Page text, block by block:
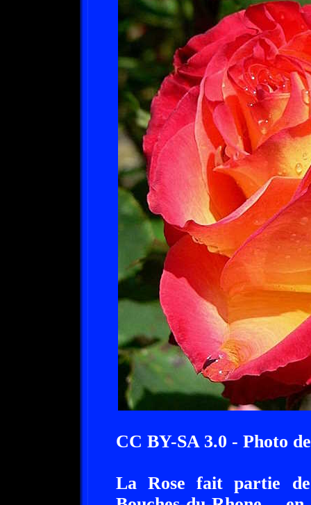
CC BY-SA 3.0 - Photo
La Rose fait partie